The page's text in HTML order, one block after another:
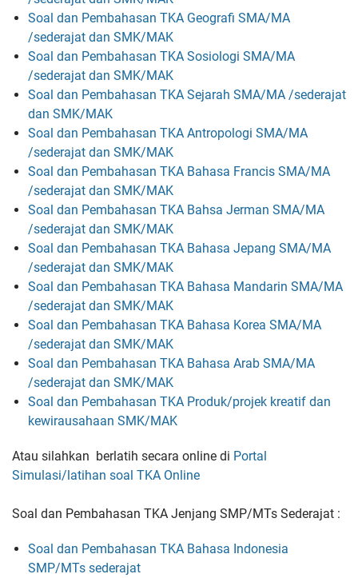
Soal dan Pembahasan TKA Geografi SMA/MA
/sederajat dan SMK/MAK
Soal dan Pembahasan TKA Sosiologi SMA/MA
/sederajat dan SMK/MAK
Soal dan Pembahasan TKA Sejarah SMA/MA /sederajat
dan SMK/MAK
Soal dan Pembahasan TKA Antropologi SMA/MA
/sederajat dan SMK/MAK
Soal dan Pembahasan TKA Bahasa Francis SMA/MA
/sederajat dan SMK/MAK
Soal dan Pembahasan TKA Bahsa Jerman SMA/MA
/sederajat dan SMK/MAK
Soal dan Pembahasan TKA Bahasa Jepang SMA/MA
/sederajat dan SMK/MAK
Soal dan Pembahasan TKA Bahasa Mandarin SMA/MA
/sederajat dan SMK/MAK
Soal dan Pembahasan TKA Bahasa Korea SMA/MA
/sederajat dan SMK/MAK
Soal dan Pembahasan TKA Bahasa Arab SMA/MA
/sederajat dan SMK/MAK
Soal dan Pembahasan TKA Produk/projek kreatif dan
kewirausahaan SMK/MAK
Atau silahkan berlatih secara online di Portal
Simulasi/latihan soal TKA Online
Soal dan Pembahasan TKA Jenjang SMP/MTs Sederajat :
Soal dan Pembahasan TKA Bahasa Indonesia
SMP/MTs sederajat